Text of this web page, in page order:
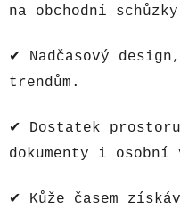
na obchodní
✔ Nadčasový
trendům.
✔ Dostatek
dokumenty i osobní
✔ Kůže časem